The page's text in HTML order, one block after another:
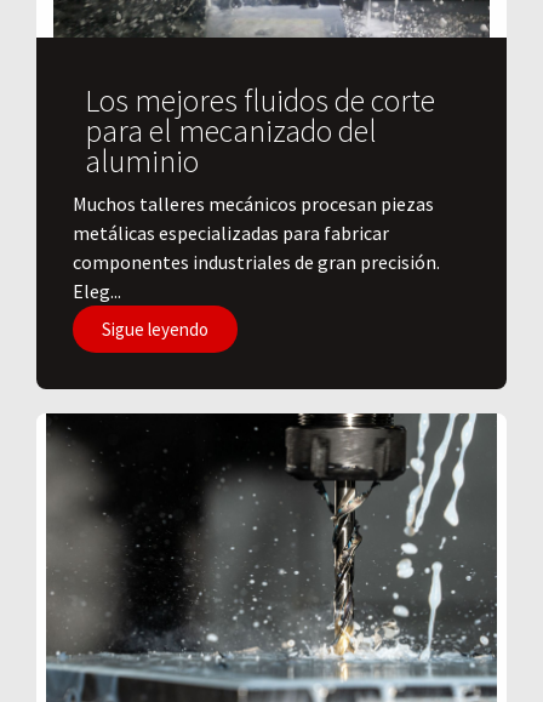
Los mejores fluidos de corte
para el mecanizado del
aluminio
​Muchos talleres mecánicos procesan piezas
metálicas especializadas para fabricar
componentes industriales de gran precisión.
Eleg...
Sigue leyendo